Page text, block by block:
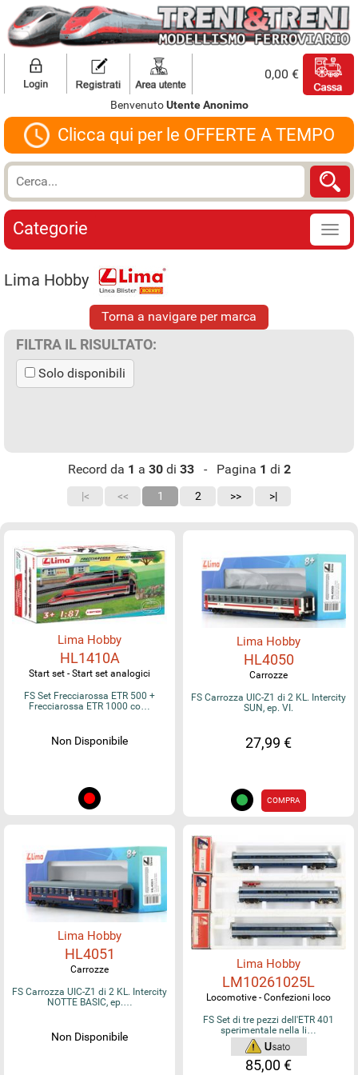
0,00 €
BenvenutoUtente Anonimo
Clicca qui per le OFFERTE A TEMPO
Categorie
Lima Hobby
Torna a navigare per marca
FILTRA IL RISULTATO:
Solo disponibili
Record da 1 a 30di 33- Pagina 1 di 2
|< << 1 2 >> >|
Lima Hobby
HL1410A
Start set - Start set analogici
FS Set Frecciarossa ETR 500 +
Frecciarossa ETR 1000 co…
Non Disponibile
Lima Hobby
HL4050
Carrozze
FS Carrozza UIC-Z1 di 2 KL. Intercity
SUN, ep. VI.
27,99 €
COMPRA
Lima Hobby
HL4051
Carrozze
FS Carrozza UIC-Z1 di 2 KL. Intercity
NOTTE BASIC, ep.…
Non Disponibile
Lima Hobby
LM10261025L
Locomotive - Confezioni loco
FS Set di tre pezzi dell'ETR 401
sperimentale nella li…
85,00 €